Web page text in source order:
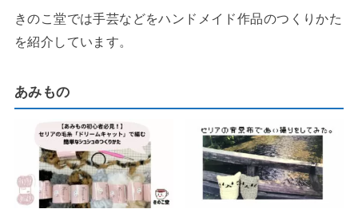
きのこ堂では手芸などをハンドメイド作品のつくりかた
を紹介しています。
あみもの